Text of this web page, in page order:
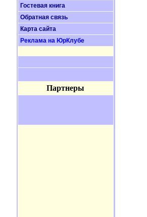
Гостевая книга
Обратная связь
Карта сайта
Реклама на ЮрКлубе
Партнеры